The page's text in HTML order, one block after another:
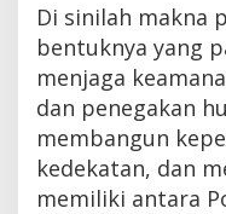
Di sinilah makna
bentuknya yang
menjaga
dan penegakan
membangun
kedekatan, dan
memiliki antara